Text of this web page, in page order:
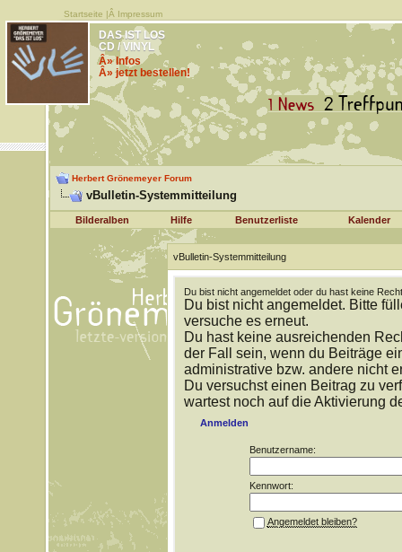
Startseite |Â Impressum
DAS IST LOS
CD / VINYL
Â» Infos
Â» jetzt bestellen!
Herbert Grönemeyer Forum
vBulletin-Systemmitteilung
Bilderalben Hilfe Benutzerliste Kalender
vBulletin-Systemmitteilung
Du bist nicht angemeldet oder du hast keine
Du bist nicht angemeldet. Bitte
versuche es erneut.
Du hast keine ausreichenden
der Fall sein, wenn du Beiträge
administrative bzw. andere nicht
Du versuchst einen Beitrag zu
wartest noch auf die Aktivierung
Anmelden
Benutzername:
Kennwort:
Angemeldet bleiben?